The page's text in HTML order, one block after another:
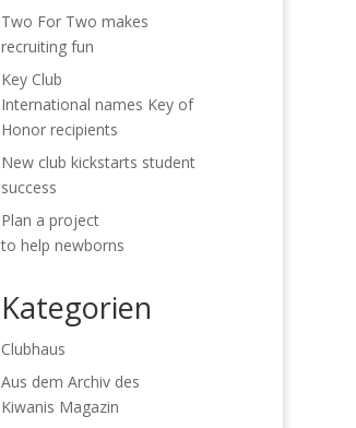
Two For Two makes
recruiting fun
Key Club
International names Key of
Honor recipients
New club kickstarts student
success
Plan a project
to help newborns
Kategorien
Clubhaus
Aus dem Archiv des
Kiwanis Magazin